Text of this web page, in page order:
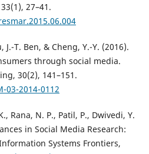
27–41.
J.-T. Ben, & Cheng, Y.-Y. (2016).
through social media.
30(2), 141–151.
03-2014-0112
Rana, N. P., Patil, P., Dwivedi, Y.
in Social Media Research:
Systems Frontiers,